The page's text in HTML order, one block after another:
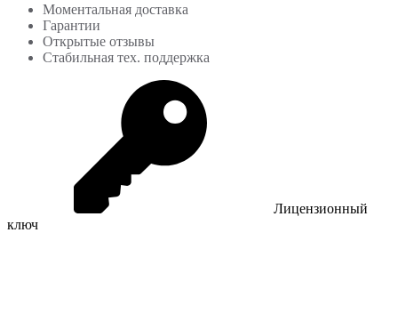
Моментальная доставка
Гарантии
Открытые отзывы
Стабильная тех. поддержка
Лицензионный
ключ